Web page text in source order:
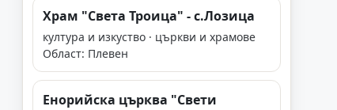
Храм "Света Троица" - с.Лозица
култура и изкуство · църкви и храмове
Област: Плевен
Енорийска църква "Свети